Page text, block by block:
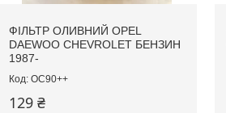
ФІЛЬТР ОЛИВНИЙ OPEL
DAEWOO CHEVROLET БЕНЗИН
1987-
OC90++
129 ₴